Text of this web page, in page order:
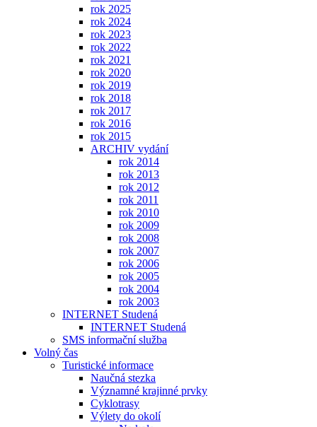
rok 2025
rok 2024
rok 2023
rok 2022
rok 2021
rok 2020
rok 2019
rok 2018
rok 2017
rok 2016
rok 2015
ARCHIV vydání
rok 2014
rok 2013
rok 2012
rok 2011
rok 2010
rok 2009
rok 2008
rok 2007
rok 2006
rok 2005
rok 2004
rok 2003
INTERNET Studená
INTERNET Studená
SMS informační služba
Volný čas
Turistické informace
Naučná stezka
Významné krajinné prvky
Cyklotrasy
Výlety do okolí